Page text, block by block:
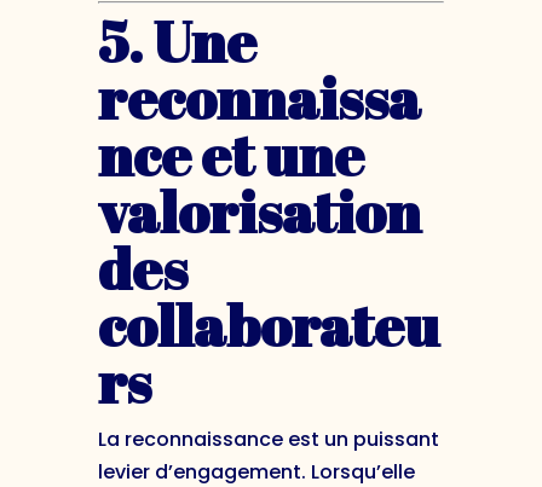
5. Une
reconnaissa
nce et une
valorisation
des
collaborateu
rs
La reconnaissance est un puissant
levier d’engagement. Lorsqu’elle